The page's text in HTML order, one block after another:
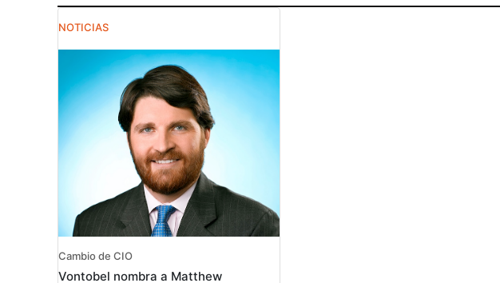
NOTICIAS
Cambio de CIO
Vontobel nombra a Matthew